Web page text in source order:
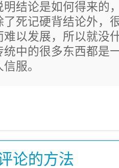
明结论是如何得来的
了死记硬背结论外，
难以发展，所以就没
中的很多东西都是
服。
论的方法